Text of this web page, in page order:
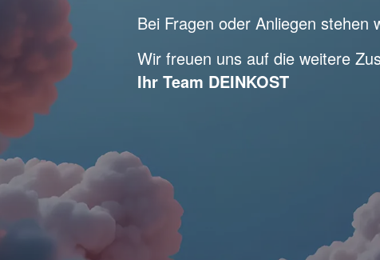
Bei Fragen oder Anliegen stehen
Wir freuen uns auf die weitere
Ihr Team DEINKOST